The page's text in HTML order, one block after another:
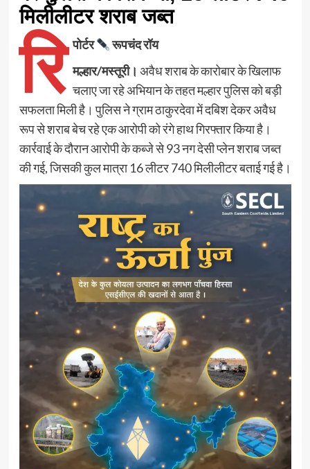
मिलीलीटर शराब जब्त
रि पोर्टर
रूपचंद रॉय
मल्हार/मस्तूरी। अवैध शराब के कारोबार के खिलाफ
चलाए जा रहे अभियान के तहत मल्हार पुलिस को बड़ी
सफलता मिली है। पुलिस ने ग्राम ठाकुरदेवा में दबिश देकर अवैध
रूप से शराब बेच रहे एक आरोपी को रंगे हाथ गिरफ्तार किया है।
कार्रवाई के दौरान आरोपी के कब्जे से 93 नग देसी प्लेन शराब जब्त
की गई, जिसकी कुल मात्रा 16 लीटर 740 मिलीलीटर बताई गई है।